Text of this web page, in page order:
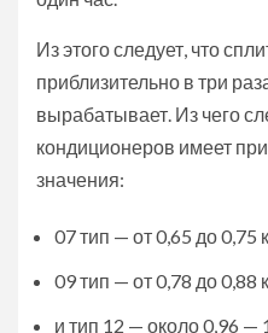
Из этого следует, что
приблизительно в три
вырабатывает. Из чего
кондиционеров имеет
значения:
07 тип — от 0,65 до 0,75
09 тип — от 0,78 до 0,88
и тип 12 — около 0,96 —